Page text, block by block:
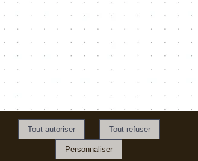
Gérer les cookies
Personnaliser